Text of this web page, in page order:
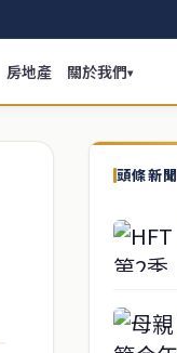
房地產 關於我們▾
頭條新聞